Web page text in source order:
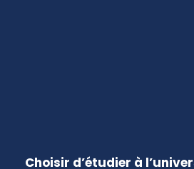
Choisir d’étudier à